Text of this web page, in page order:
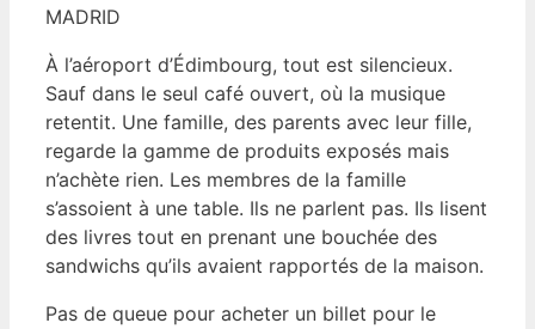
MADRID
À l’aéroport d’Édimbourg, tout est silencieux.
Sauf dans le seul café ouvert, où la musique
retentit. Une famille, des parents avec leur fille,
regarde la gamme de produits exposés mais
n’achète rien. Les membres de la famille
s’assoient à une table. Ils ne parlent pas. Ils lisent
des livres tout en prenant une bouchée des
sandwichs qu’ils avaient rapportés de la maison.
Pas de queue pour acheter un billet pour le